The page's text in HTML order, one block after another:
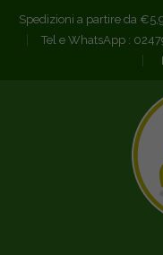
Spedizioni a partire da
Tel e WhatsApp :